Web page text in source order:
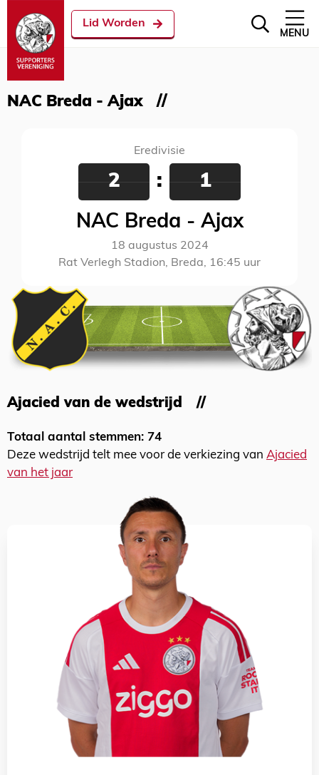
Lid Worden
MENU
NAC Breda - Ajax
Eredivisie
2 : 1
NAC Breda - Ajax
18 augustus 2024
Rat Verlegh Stadion, Breda, 16:45 uur
Ajacied van de wedstrijd
Totaal aantal stemmen: 74
Deze wedstrijd telt mee voor de verkiezing van Ajacied
van het jaar